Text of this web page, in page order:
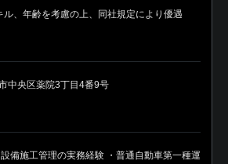
ル、年齢を考慮の上、同社規定により優遇
中央区薬院3丁目4番9号
設備施工管理の実務経験 ・普通自動車第一種運